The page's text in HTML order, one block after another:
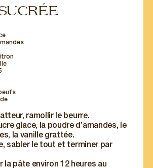
ramollir le beurre.
glace, la poudre d’amandes, le
la vanille grattée.
sabler le tout et terminer par
la pâte environ 12 heures au